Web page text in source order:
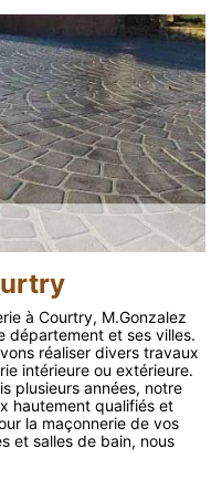
à Courtry, M.Gonzalez
département et ses villes.
réaliser divers travaux
intérieure ou extérieure.
plusieurs années, notre
hautement qualifiés et
la maçonnerie de vos
et salles de bain, nous